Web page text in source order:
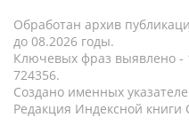
Обработан архив
до 08.2026 годы.
Ключевых фраз выявлено -
724356.
Создано именных
Редакция Индексной книги